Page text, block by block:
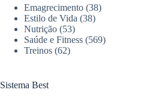
corredores
na
hidratação
e
proteção
Emagrecimento (38)
Estilo de Vida (38)
Nutrição (53)
Saúde e Fitness (569)
Treinos (62)
Sistema Best